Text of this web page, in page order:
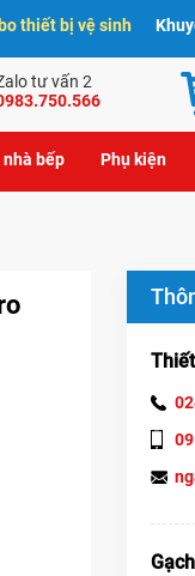
thiết bị vệ sinh
tư vấn 2
bếp Phụ kiện